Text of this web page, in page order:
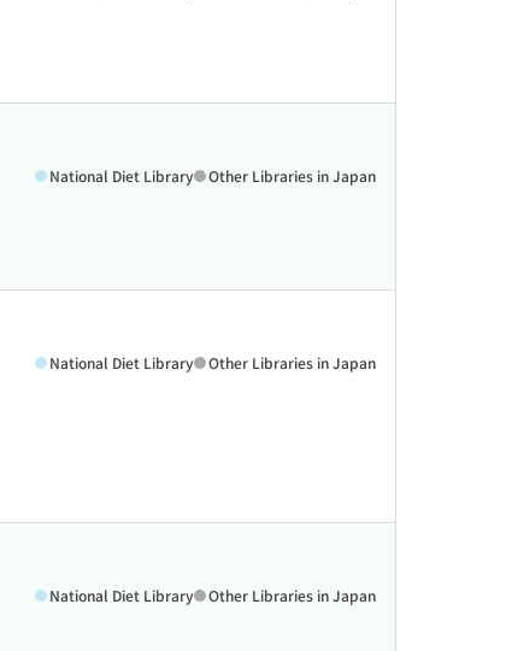
National Diet Library Other Libraries in Japan
National Diet Library Other Libraries in Japan
National Diet Library Other Libraries in Japan